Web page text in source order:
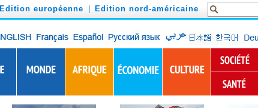
Edition européenne Edition nord-américaine